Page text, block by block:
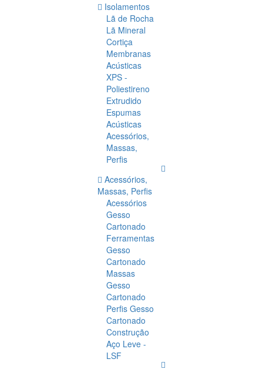
Isolamentos
Lã de Rocha
Lã Mineral
Cortiça
Membranas
Acústicas
XPS -
Poliestireno
Extrudido
Espumas
Acústicas
Acessórios,
Massas,
Perfis
Acessórios,
Massas, Perfis
Acessórios
Gesso
Cartonado
Ferramentas
Gesso
Cartonado
Massas
Gesso
Cartonado
Perfis Gesso
Cartonado
Construção
Aço Leve -
LSF